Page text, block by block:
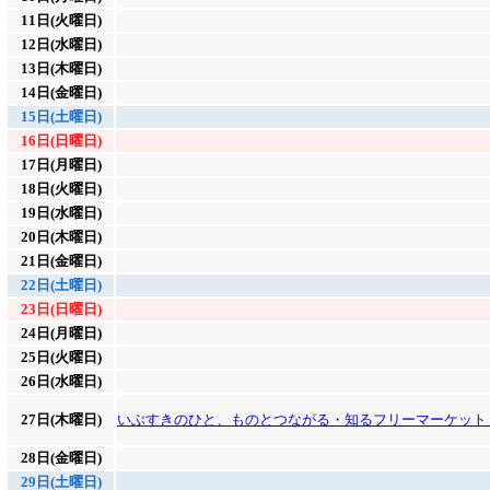
11日(火曜日)
12日(水曜日)
13日(木曜日)
14日(金曜日)
15日(土曜日)
16日(日曜日)
17日(月曜日)
18日(火曜日)
19日(水曜日)
20日(木曜日)
21日(金曜日)
22日(土曜日)
23日(日曜日)
24日(月曜日)
25日(火曜日)
26日(水曜日)
27日(木曜日) いぶすきのひと、ものとつながる・知るフリーマーケ
28日(金曜日)
29日(土曜日)